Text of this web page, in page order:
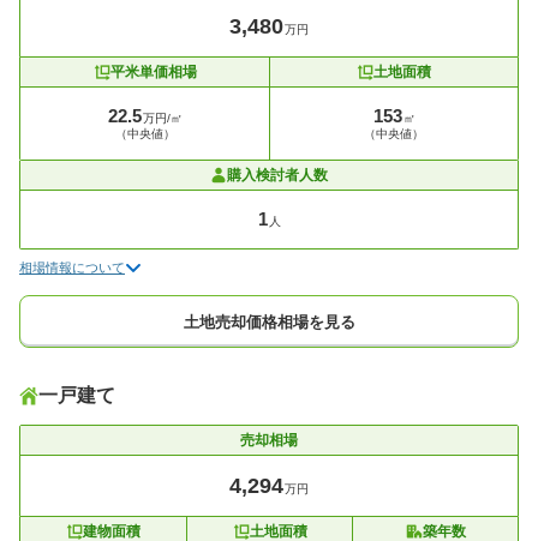
3,480万円
平米単価相場
22.5万円/㎡
（中央値）
土地面積
153 ㎡
（中央値）
購入検討者人数
1 人
相場情報について
土地売却価格相場を見る
一戸建て
売却相場
4,294万円
建物面積 土地面積 築年数